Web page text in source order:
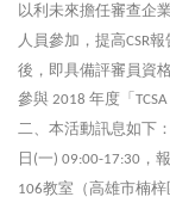
以利未來擔任審查企業
人員參加，提高CSR報
後，即具備評審員資
參與 2018 年度「 TCSA
二、本活動訊息如下
日 (一) 09:00-17:30 ，
106教室（高雄市楠